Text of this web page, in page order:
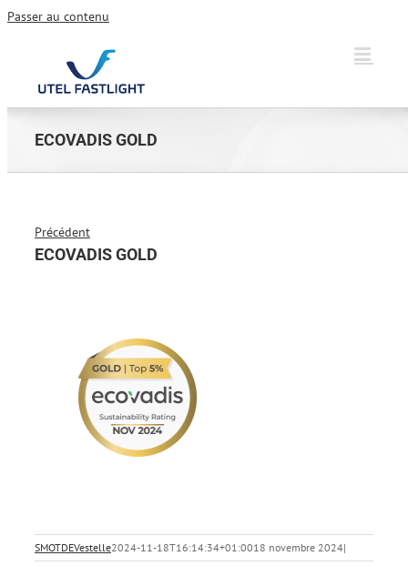
Passer au contenu
ECOVADIS GOLD
Précédent
ECOVADIS GOLD
SMOTDEVestelle2024-11-18T16:14:34+01:0018 novembre 2024|